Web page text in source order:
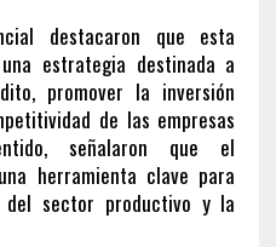
destacaron que esta
estrategia destinada a
promover la inversión
de las empresas
señalaron que el
herramienta clave para
del sector productivo y la